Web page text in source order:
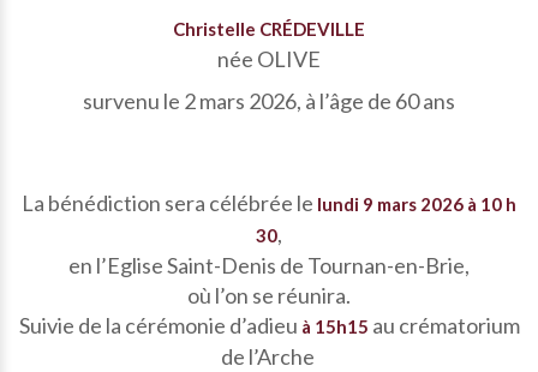
Christelle CRÉDEVILLE
née OLIVE
survenu le 2 mars 2026, à l’âge de 60 ans
La bénédiction sera célébrée le lundi 9 mars 2026 à 10 h
30,
en l’Eglise Saint-Denis de Tournan-en-Brie,
où l’on se réunira.
Suivie de la cérémonie d’adieu à 15h15 au crématorium
de l’Arche